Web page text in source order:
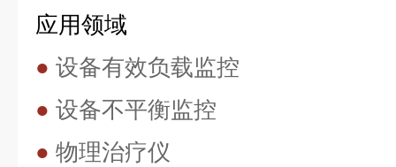
应用领域
● 设备有效负载监控
● 设备不平衡监控
● 物理治疗仪